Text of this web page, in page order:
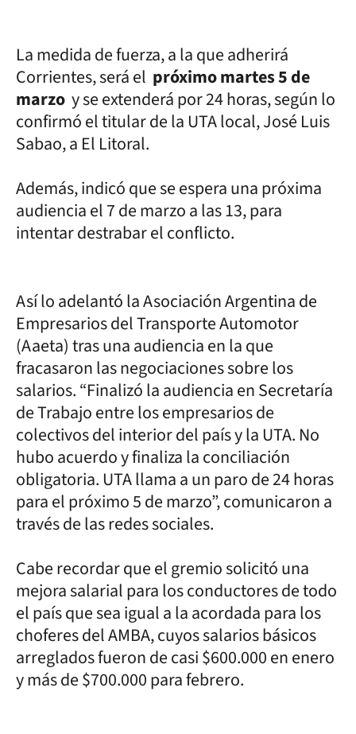
La medida de fuerza, a la que adherirá
Corrientes, será el próximo martes 5 de
marzo y se extenderá por 24 horas, según lo
confirmó el titular de la UTA local, José Luis
Sabao, a El Litoral.
Además, indicó que se espera una próxima
audiencia el 7 de marzo a las 13, para
intentar destrabar el conflicto.
Así lo adelantó la Asociación Argentina de
Empresarios del Transporte Automotor
(Aaeta) tras una audiencia en la que
fracasaron las negociaciones sobre los
salarios. “Finalizó la audiencia en Secretaría
de Trabajo entre los empresarios de
colectivos del interior del país y la UTA. No
hubo acuerdo y finaliza la conciliación
obligatoria. UTA llama a un paro de 24 horas
para el próximo 5 de marzo”, comunicaron a
través de las redes sociales.
Cabe recordar que el gremio solicitó una
mejora salarial para los conductores de todo
el país que sea igual a la acordada para los
choferes del AMBA, cuyos salarios básicos
arreglados fueron de casi $600.000 en enero
y más de $700.000 para febrero.